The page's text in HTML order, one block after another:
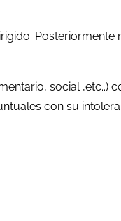
social ,etc..)
con su